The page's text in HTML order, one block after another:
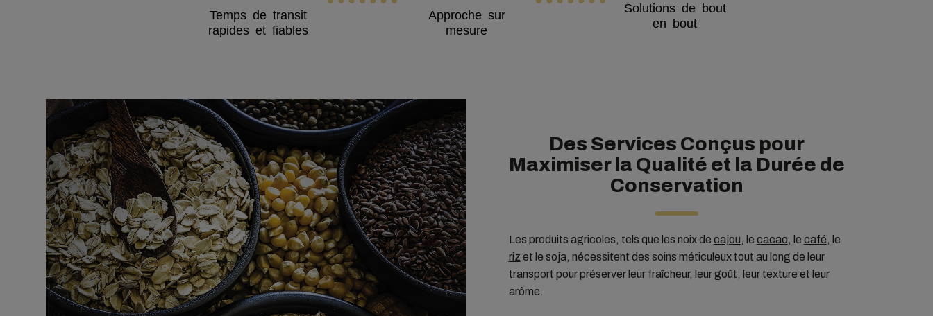
Temps de transit
rapides et fiables
Approche sur
mesure
Solutions de bout
en bout
Des Services Conçus pour
Maximiser la Qualité et la Durée de
Conservation
Les produits agricoles, tels que les noix de cajou, le cacao, le café, le
riz et le soja, nécessitent des soins méticuleux tout au long de leur
transport pour préserver leur fraîcheur, leur goût, leur texture et leur
arôme.